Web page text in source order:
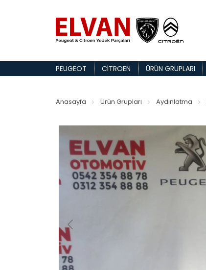
PEUGEOT CITROEN ÜRÜN GRUPLARI
Anasayfa Ürün Grupları Aydınlatma